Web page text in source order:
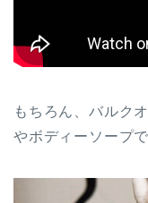
もちろん、バルク
やボディーソープ